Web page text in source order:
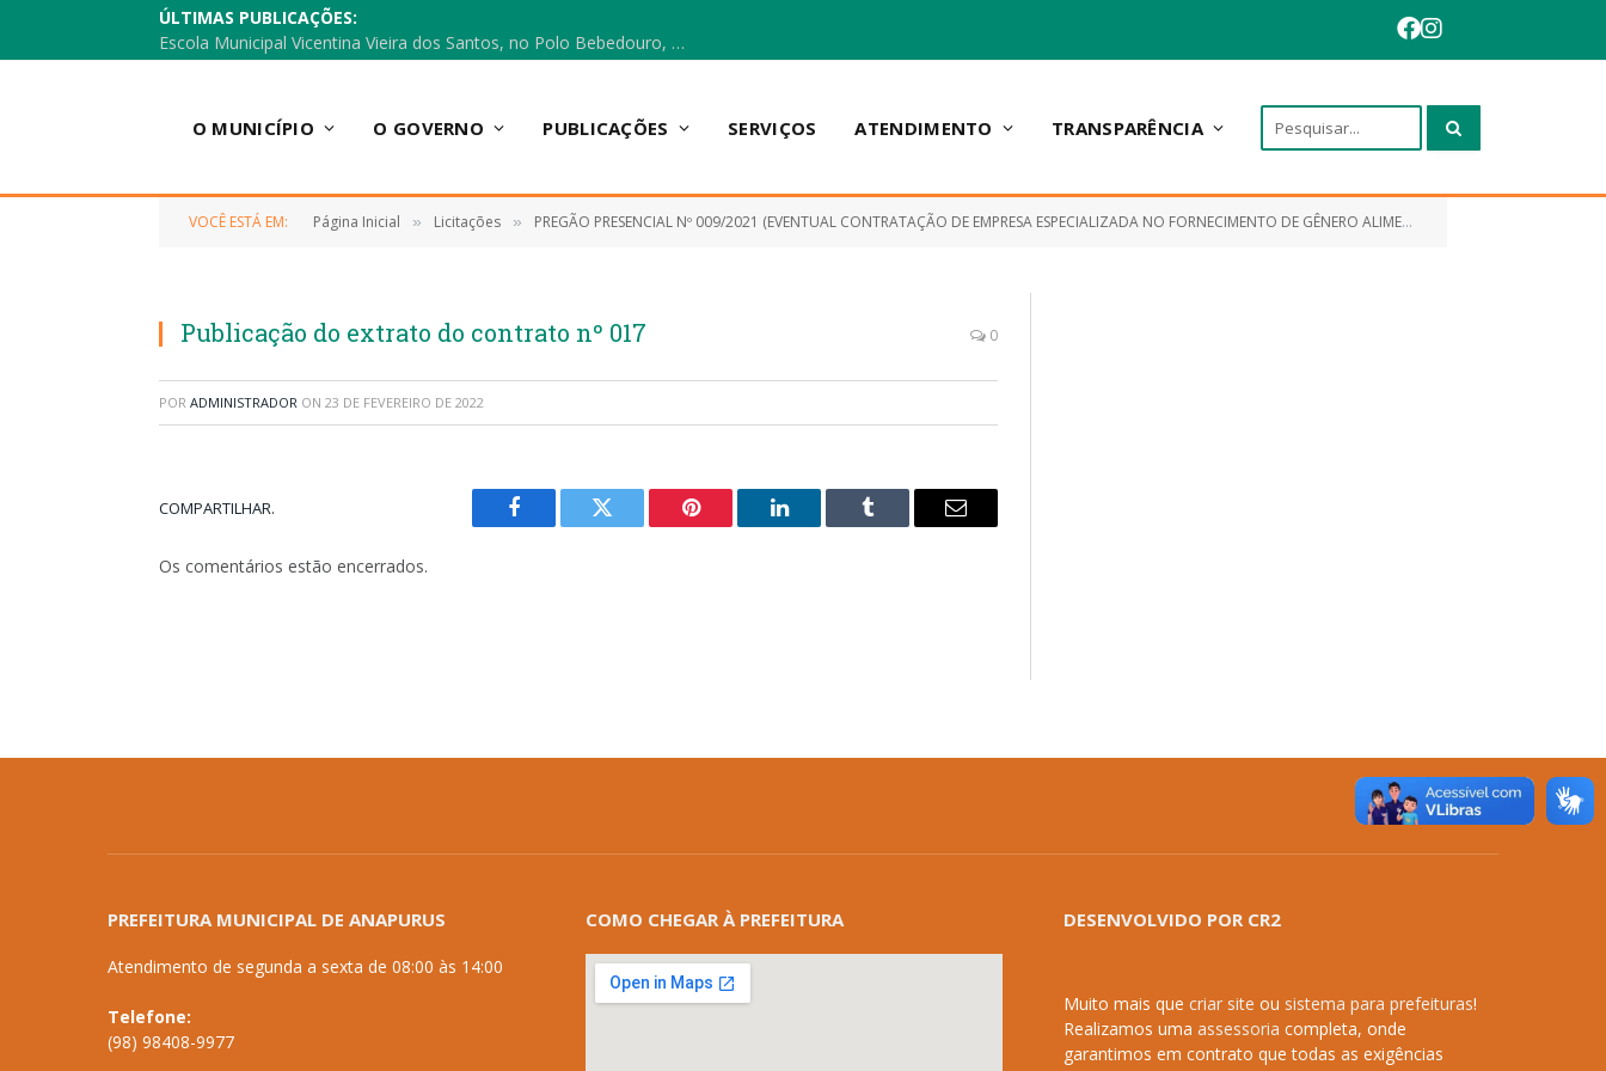
ÚLTIMAS PUBLICAÇÕES:
Escola Municipal Vicentina Vieira dos Santos, no Polo Bebedouro, recebeu materiais para a implantação do Cantinho da Leitura e da Sala Multidisciplinar.
O MUNICÍPIO O GOVERNO PUBLICAÇÕES SERVIÇOS ATENDIMENTO TRANSPARÊNCIA
VOCÊ ESTÁ EM: Página Inicial » Licitações » PREGÃO PRESENCIAL Nº 009/2021 (EVENTUAL CONTRATAÇÃO DE EMPRESA ESPECIALIZADA NO FORNECIMENTO DE GÊNERO ALIMENTÍCIOS PERECÍVEIS E NÃO PERECÍVEIS)
Publicação do extrato do contrato nº 017 0
POR ADMINISTRADOR ON 23 DE FEVEREIRO DE 2022
COMPARTILHAR.
Facebook Twitter Pinterest LinkedIn Tumblr
E-
Os comentários estão encerrados.
PREFEITURA MUNICIPAL DE ANAPURUS
Atendimento de segunda a sexta de 08:00 às 14:00
Telefone:
(98) 98408-9977
COMO CHEGAR À PREFEITURA DESENVOLVIDO POR CR2
Muito mais que criar site ou sistema para prefeituras!
Realizamos uma assessoria completa, onde
garantimos em contrato que todas as exigências